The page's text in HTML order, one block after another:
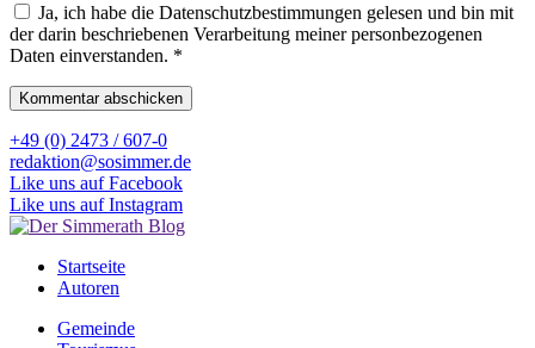
Ja, ich habe die Datenschutzbestimmungen gelesen und bin mit
der darin beschriebenen Verarbeitung meiner personbezogenen
Daten einverstanden. *
+49 (0) 2473 / 607-0
redaktion@sosimmer.de
Like uns auf Facebook
Like uns auf Instagram
Startseite
Autoren
Gemeinde